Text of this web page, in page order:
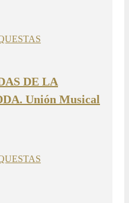
DE LA
Unión Musical